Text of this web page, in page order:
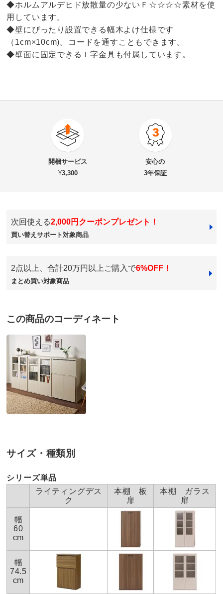
◆ホルムアルデヒド放散量の少ないＦ☆☆☆☆素材を使
用しています。
◆壁にぴったり設置できる幅木よけ仕様です
（1cm×10cm)。コードを通すこともできます。
◆壁面に固定できるＩ字金具も付属しています。
900-6439-13
コンパクトライティングデスク 幅74.5奥行39/78cm高
さ114cm（重厚感のあるがっちり本棚シリーズ・扉タ
イプ）
別
※商品1個につき、上記配送料金となります。
※北海道・九州・沖縄は地域配送料がかかります。
＜個口1＞幅76×奥行41×高さ116cm 重さ35.0kg
※大型商品につき、搬入経路のご確認をお願いします。
お部屋に入らず吊り上げをする場合、別途以下の作業代金がかか
手吊り 20,000円～
お支払い方法 送料について
■色：（ア）ブラウン （イ）ホワイト（木目）
■サイズ： 幅74.5cm 奥行(収納時)39cm(デスク使用
時)78cm 高さ114cm
■素材：本体=化粧合板、デスク天板=ポリエステル化粧板
■日本製
ディノスのサイズ（家具）
ホワイトモクメ
お届けも予定より早く所定の位置までヤマトさんが設置
してくれました。
ました。
それ以外は満足しています。
2021/03/12
商品担当者より
この度はお買い上げいただきましてありがとうござ
重なご意見、ありがとうございました。
本体の取り付けがずれている場合は、蝶番で調整で
きる場合がございます。
また、設置場所に若干の傾きがあることで商品本体
にゆがみが出ることもございますが、敷き板などを
施すことでズレが解消できる場合もございます。
もし今後、ズレが大きくなってきたなどありました
らご参照いただけましたら幸いです。
今後とも変わらぬご愛顧を賜りますようよろしくお
願い申し上げます。
開梱サービス
¥3,300
安心の
3年保証
次回使える2,000円クーポンプレゼント！
買い替えサポート対象商品
2点以上、合計20万円以上ご購入で6%OFF！
まとめ買い対象商品
この商品のコーディネート
サイズ・種類別
シリーズ単品
ライティングデス
ク
本棚 板
扉
本棚 ガラス
扉
幅
60
cm
幅
74.5
cm